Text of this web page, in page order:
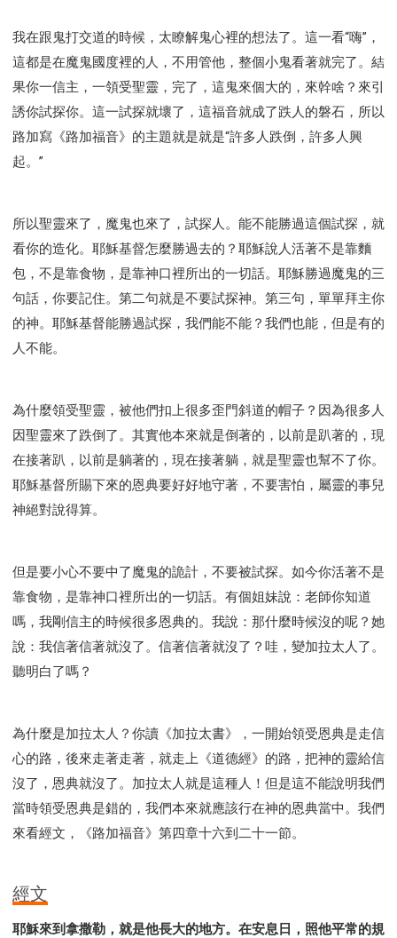
我在跟鬼打交道的時候，太瞭解鬼心裡的想法了。這一看“嗨”，
這都是在魔鬼國度裡的人，不用管他，整個小鬼看著就完了。結
果你一信主，一領受聖靈，完了，這鬼來個大的，來幹啥？來引
誘你試探你。這一試探就壞了，這福音就成了跌人的磐石，所以
路加寫《路加福音》的主題就是就是“許多人跌倒，許多人興
起。”
所以聖靈來了，魔鬼也來了，試探人。能不能勝過這個試探，就
看你的造化。耶穌基督怎麼勝過去的？耶穌說人活著不是靠麵
包，不是靠食物，是靠神口裡所出的一切話。耶穌勝過魔鬼的三
句話，你要記住。第二句就是不要試探神。第三句，單單拜主你
的神。耶穌基督能勝過試探，我們能不能？我們也能，但是有的
人不能。
為什麼領受聖靈，被他們扣上很多歪門斜道的帽子？因為很多人
因聖靈來了跌倒了。其實他本來就是倒著的，以前是趴著的，現
在接著趴，以前是躺著的，現在接著躺，就是聖靈也幫不了你。
耶穌基督所賜下來的恩典要好好地守著，不要害怕，屬靈的事兒
神絕對說得算。
但是要小心不要中了魔鬼的詭計，不要被試探。如今你活著不是
靠食物，是靠神口裡所出的一切話。有個姐妹說：老師你知道
嗎，我剛信主的時候很多恩典的。我說：那什麼時候沒的呢？她
說：我信著信著就沒了。信著信著就沒了？哇，變加拉太人了。
聽明白了嗎？
為什麼是加拉太人？你讀《加拉太書》，一開始領受恩典是走信
心的路，後來走著走著，就走上《道德經》的路，把神的靈給信
沒了，恩典就沒了。加拉太人就是這種人！但是這不能說明我們
當時領受恩典是錯的，我們本來就應該行在神的恩典當中。我們
來看經文，《路加福音》第四章十六到二十一節。
經文
耶穌來到拿撒勒，就是他長大的地方。在安息日，照他平常的規